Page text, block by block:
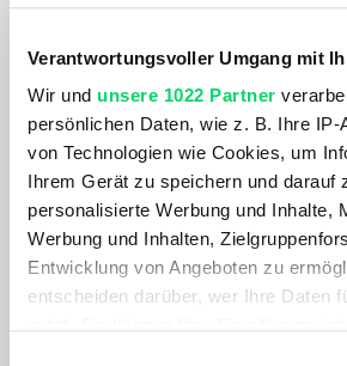
Verantwortungsvoller Umgang mit
Wir und unsere 1022 Partner
persönlichen Daten, wie z. B. Ihre IP-
von Technologien wie Cookies, um
Ihrem Gerät zu speichern und darauf
personalisierte Werbung und Inhalte,
Werbung und Inhalten,
Entwicklung von Angeboten zu
entscheiden darüber, wer Ihre Daten
Du hast eine Frage?
BESCHREIBUNG
Nie mehr ein schwächstes Glied in der
Elffach-Ketten kommen allesamt mit
Kettenschloss - der einzigen sicheren
Verbindung für SRAM-Ketten.